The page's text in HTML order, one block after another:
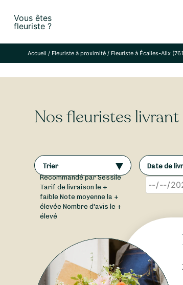
content
Vous êtes
fleuriste ?
Accueil / Fleuriste à proximité/ Fleuriste à Écalles-Alix
Nos fleuristes livrant
Trier
Recommandé par Sessile
Tarif de livraison le +
faible Note moyenne la +
élevée Nombre d'avis le +
élevé
Date de